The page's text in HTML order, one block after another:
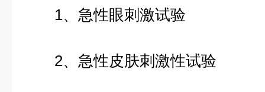
1、急性眼刺激试验
2、急性皮肤刺激性试验